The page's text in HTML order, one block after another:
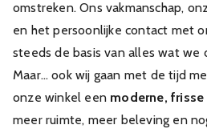
omstreken. Ons vakmanschap,
en het persoonlijke contact met
steeds de basis van alles wat we
Maar… ook wij gaan met de tijd
onze winkel een moderne,
meer ruimte, meer beleving en